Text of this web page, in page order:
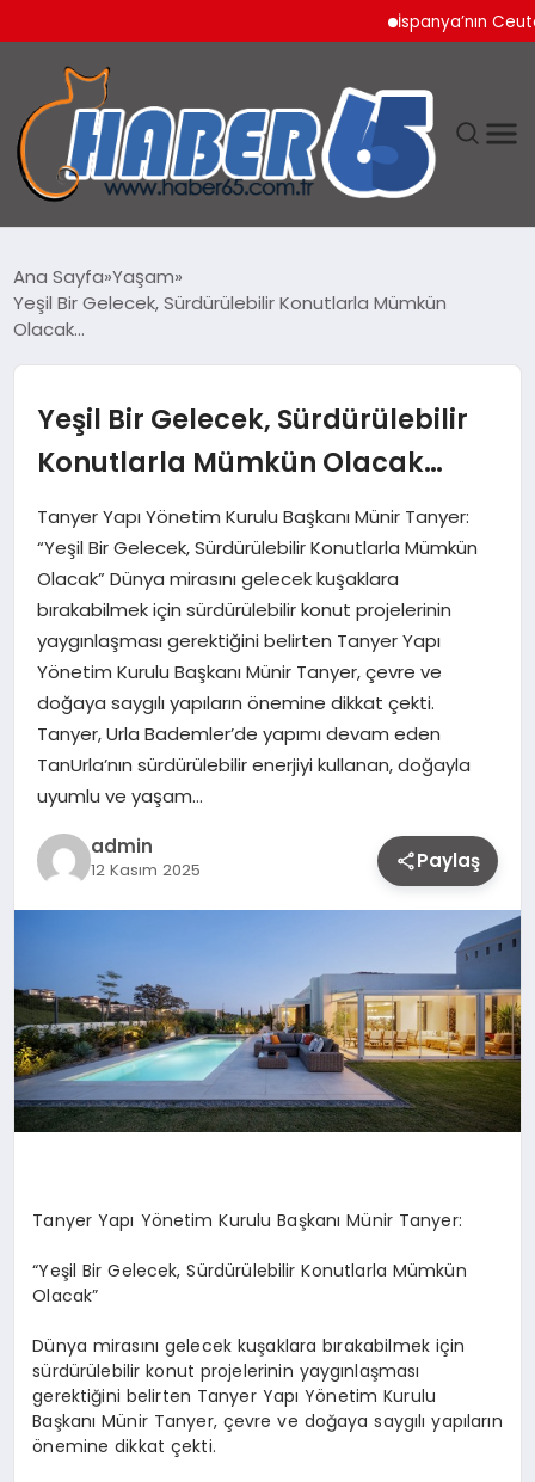
İspanya’nın Ceuta
YAŞAM
Ana Sayfa Yaşam
Yeşil Bir Gelecek, Sürdürülebilir Konutlarla Mümkün
Olacak…
Yeşil Bir Gelecek, Sürdürülebilir
Konutlarla Mümkün Olacak…
Tanyer Yapı Yönetim Kurulu Başkanı Münir Tanyer:
“Yeşil Bir Gelecek, Sürdürülebilir Konutlarla Mümkün
Olacak” Dünya mirasını gelecek kuşaklara
bırakabilmek için sürdürülebilir konut projelerinin
yaygınlaşması gerektiğini belirten Tanyer Yapı
Yönetim Kurulu Başkanı Münir Tanyer, çevre ve
doğaya saygılı yapıların önemine dikkat çekti.
Tanyer, Urla Bademler’de yapımı devam eden
TanUrla’nın sürdürülebilir enerjiyi kullanan, doğayla
uyumlu ve yaşam…
admin
12 Kasım 2025 Paylaş
Tanyer Yapı Yönetim Kurulu Başkanı Münir Tanyer:
“Yeşil Bir Gelecek, Sürdürülebilir Konutlarla Mümkün
Olacak”
Dünya mirasını gelecek kuşaklara bırakabilmek için
sürdürülebilir konut projelerinin yaygınlaşması
gerektiğini belirten Tanyer Yapı Yönetim Kurulu
Başkanı Münir Tanyer, çevre ve doğaya saygılı yapıların
önemine dikkat çekti.